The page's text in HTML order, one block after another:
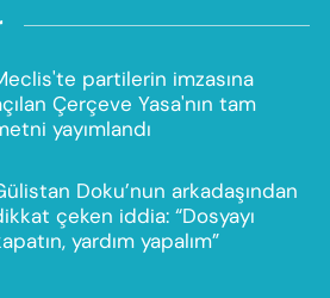
partilerin imzasına
Çerçeve Yasa'nın tam
yayımlandı
Doku’nun arkadaşından
çeken iddia: “Dosyayı
yardım yapalım”